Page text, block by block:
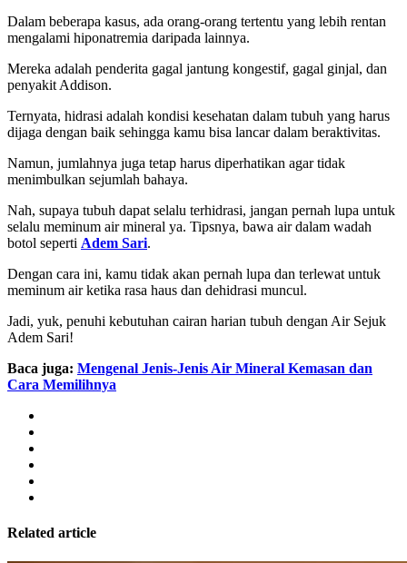
Dalam beberapa kasus, ada orang-orang tertentu yang lebih rentan
mengalami hiponatremia daripada lainnya.
Mereka adalah penderita gagal jantung kongestif, gagal ginjal, dan
penyakit Addison.
Ternyata, hidrasi adalah kondisi kesehatan dalam tubuh yang harus
dijaga dengan baik sehingga kamu bisa lancar dalam beraktivitas.
Namun, jumlahnya juga tetap harus diperhatikan agar tidak
menimbulkan sejumlah bahaya.
Nah, supaya tubuh dapat selalu terhidrasi, jangan pernah lupa untuk
selalu meminum air mineral ya. Tipsnya, bawa air dalam wadah
botol seperti Adem Sari.
Dengan cara ini, kamu tidak akan pernah lupa dan terlewat untuk
meminum air ketika rasa haus dan dehidrasi muncul.
Jadi, yuk, penuhi kebutuhan cairan harian tubuh dengan Air Sejuk
Adem Sari!
Baca juga: Mengenal Jenis-Jenis Air Mineral Kemasan dan
Cara Memilihnya
Related article